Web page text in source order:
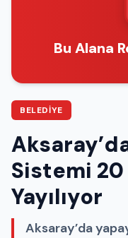
Bu Alana
BELEDIYE
Sistemi 20
Yayılıyor
Aksaray’da